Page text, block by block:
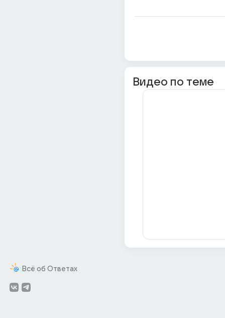
Всё об Ответах
Видео по теме